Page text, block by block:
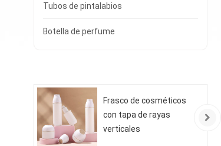
Tubos de pintalabios
Botella de perfume
Frasco de cosméticos
con tapa de rayas
verticales